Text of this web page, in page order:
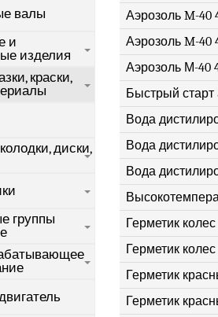
валы
и
изделия
краски,
диски,
группы
Аэрозоль M-40
Аэрозоль M-40
Аэрозоль М-40
Быстрый старт
Вода
Вода
Вода
Герметик колес
Герметик
Герметик
Герметик